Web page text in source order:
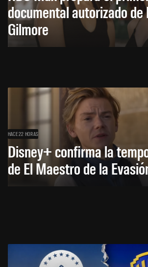
documental autorizado de
Gilmore
HACE 22 HORAS
Disney+ confirma la
de El Maestro de la